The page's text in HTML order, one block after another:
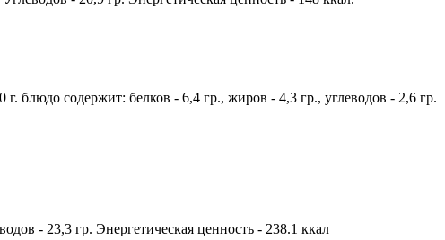
блюдо содержит: белков - 6,4 гр., жиров - 4,3 гр., углеводов - 2,6 гр.
- 23,3 гр. Энергетическая ценность - 238.1 ккал